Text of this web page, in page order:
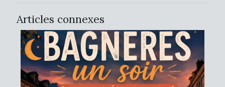
Articles connexes